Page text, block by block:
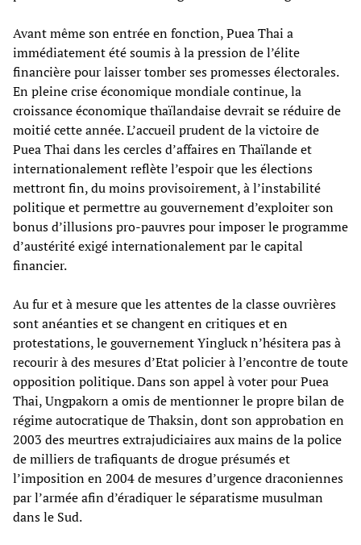
Avant même son entrée en fonction, Puea Thai a
immédiatement été soumis à la pression de l’élite
financière pour laisser tomber ses promesses électorales.
En pleine crise économique mondiale continue, la
croissance économique thaïlandaise devrait se réduire de
moitié cette année. L’accueil prudent de la victoire de
Puea Thai dans les cercles d’affaires en Thaïlande et
internationalement reflète l’espoir que les élections
mettront fin, du moins provisoirement, à l’instabilité
politique et permettre au gouvernement d’exploiter son
bonus d’illusions pro-pauvres pour imposer le programme
d’austérité exigé internationalement par le capital
financier.
Au fur et à mesure que les attentes de la classe ouvrières
sont anéanties et se changent en critiques et en
protestations, le gouvernement Yingluck n’hésitera pas à
recourir à des mesures d’Etat policier à l’encontre de toute
opposition politique. Dans son appel à voter pour Puea
Thai, Ungpakorn a omis de mentionner le propre bilan de
régime autocratique de Thaksin, dont son approbation en
2003 des meurtres extrajudiciaires aux mains de la police
de milliers de trafiquants de drogue présumés et
l’imposition en 2004 de mesures d’urgence draconiennes
par l’armée afin d’éradiquer le séparatisme musulman
dans le Sud.